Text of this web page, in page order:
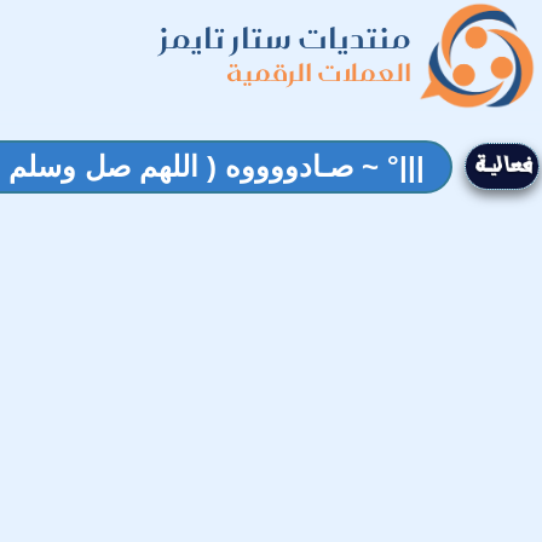
منتديات ستار تايمز
العملات الرقمية
|||° ~ صـادووووه ( اللهم صل